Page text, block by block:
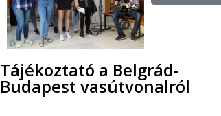
Tájékoztató a Belgrád-
Budapest vasútvonalról